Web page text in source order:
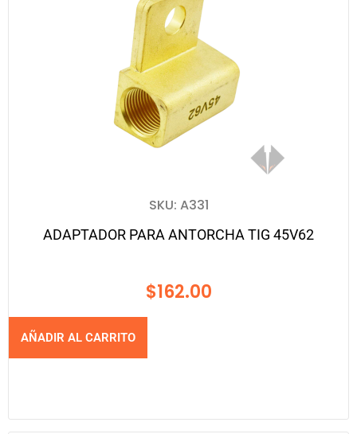
SKU: A331
ADAPTADOR PARA ANTORCHA TIG 45V62
$162.00
AÑADIR AL CARRITO